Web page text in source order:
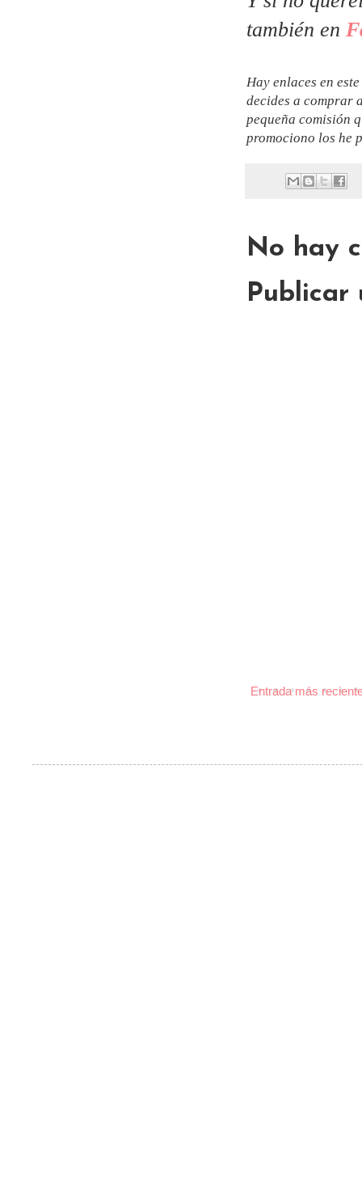
también en
Hay enlaces en
decides a comprar
pequeña comisión
promociono los he
No hay
Publicar
Entrada más